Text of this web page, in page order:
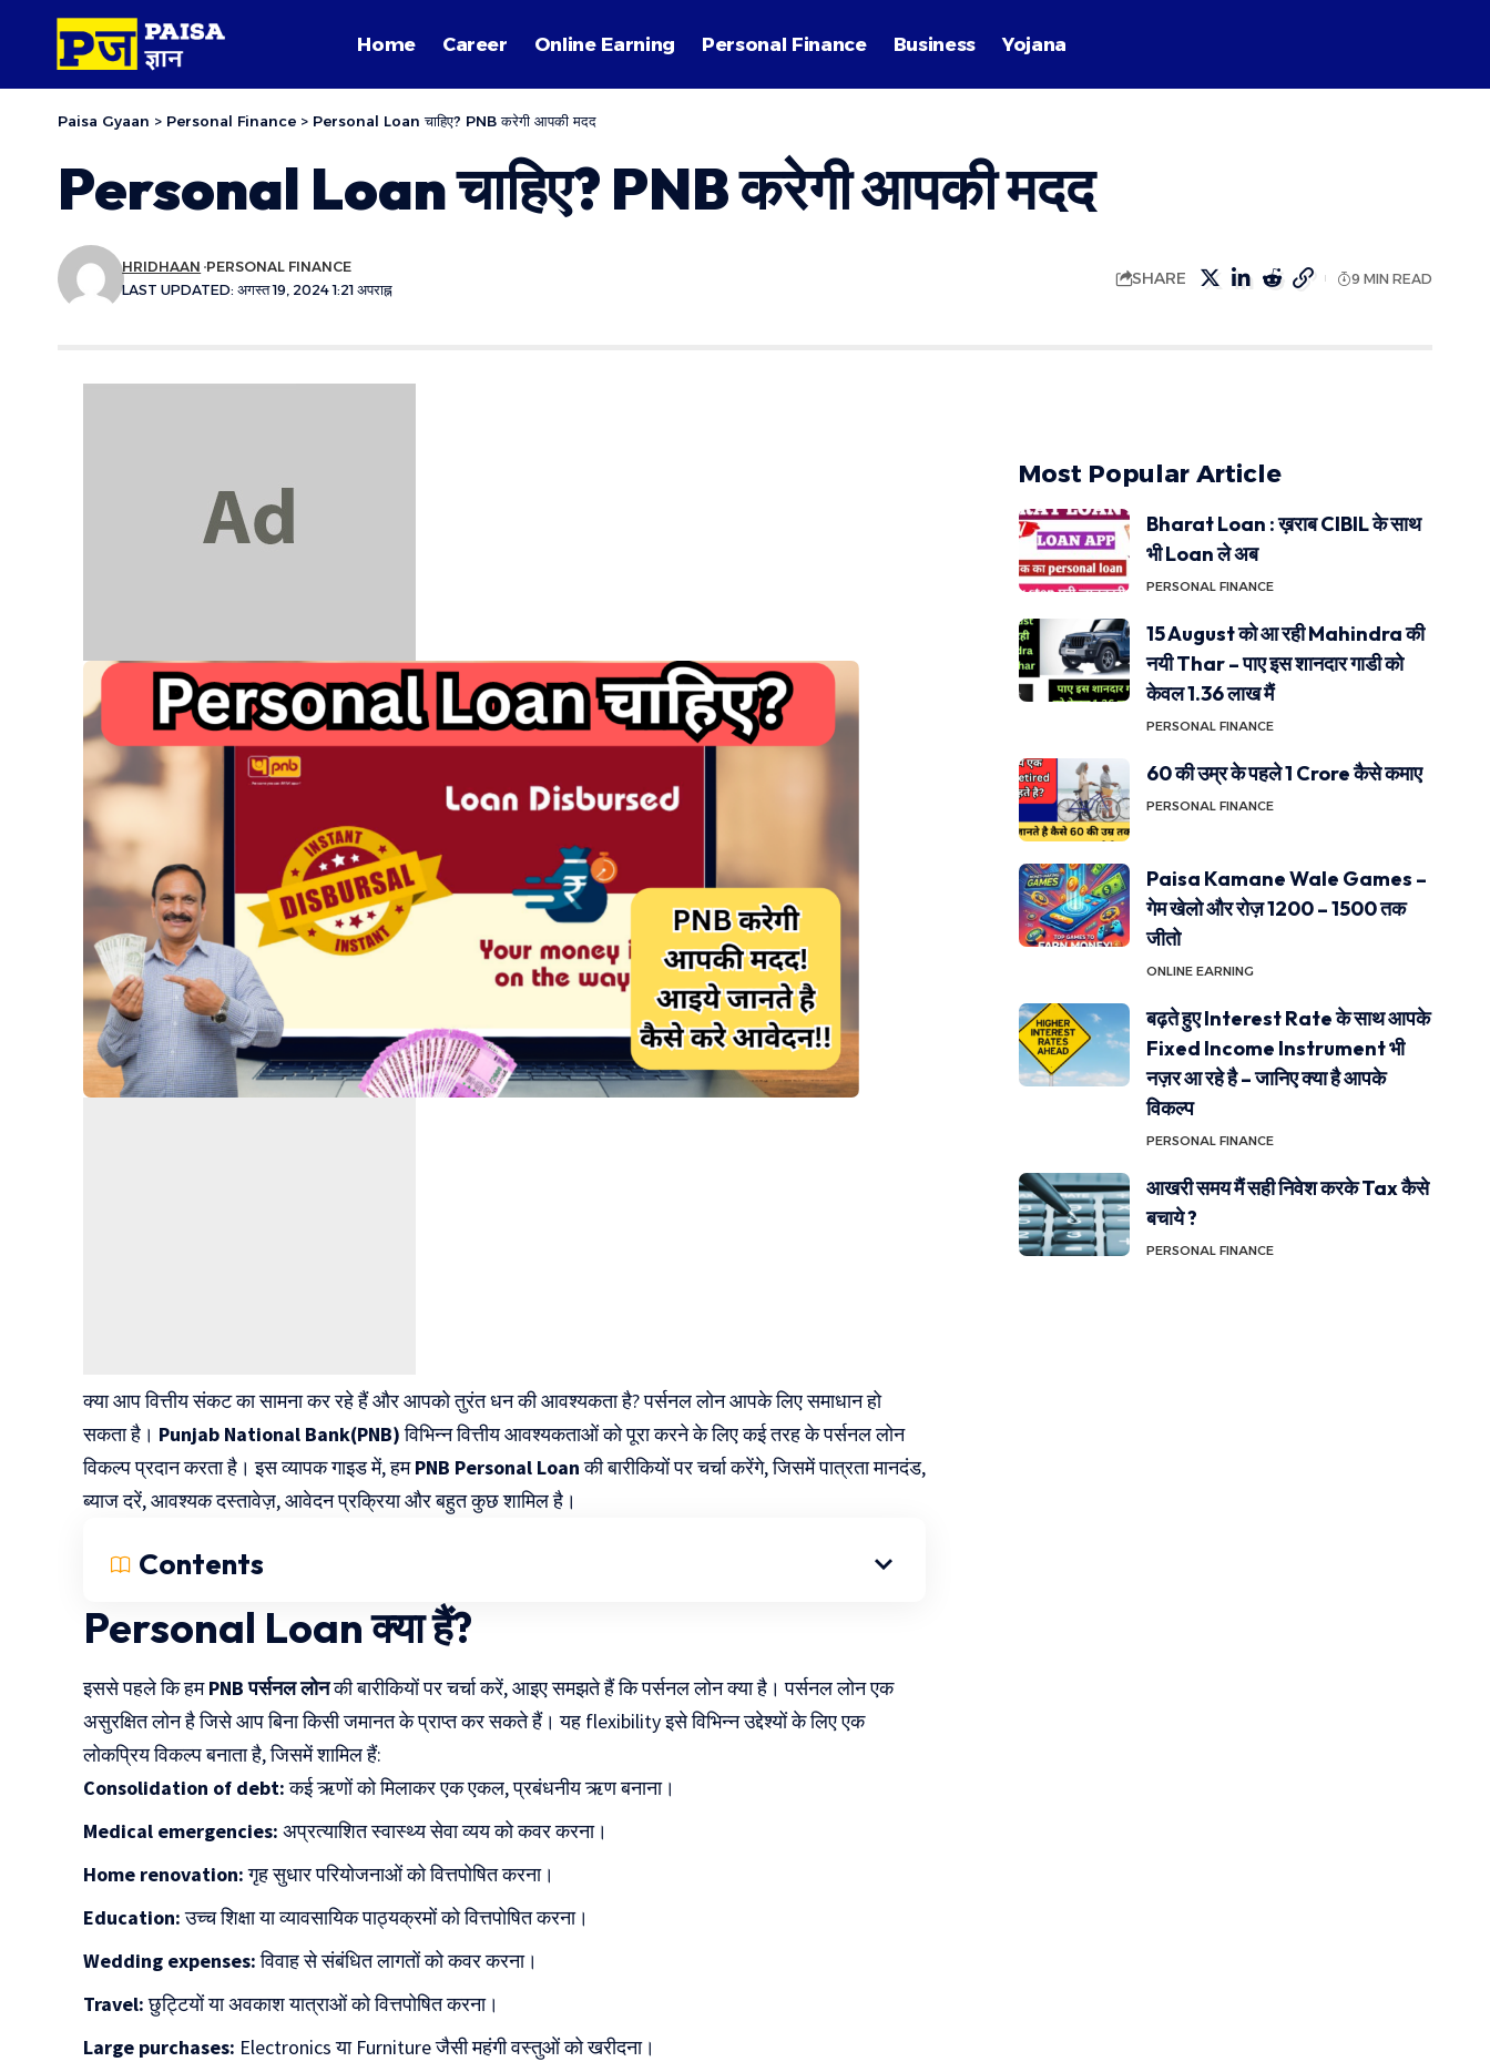
Home Career Online Earning Personal Finance Business Yojana
Paisa Gyaan > Personal Finance > Personal Loan चाहिए? PNB करेगी आपकी मदद
Personal Loan चाहिए? PNB करेगी आपकी मदद
LAST UPDATED: अगस्त 19, 2024 1:21 अपराह्न
HRIDHAAN PERSONAL FINANCE
SHARE 9 MIN READ
क्या आप वित्तीय संकट का सामना कर रहे हैं और आपको तुरंत धन की आवश्यकता है? पर्सनल लोन आपके लिए समाधान हो
सकता है। Punjab National Bank(PNB)विभिन्न वित्तीय आवश्यकताओं को पूरा करने के लिए कई तरह के पर्सनल लोन
विकल्प प्रदान करता है। इस व्यापक गाइड में, हमPNB Personal Loanकी बारीकियों पर चर्चा करेंगे, जिसमें पात्रता मानदंड,
ब्याज दरें, आवश्यक दस्तावेज़, आवेदन प्रक्रिया और बहुत कुछ शामिल है।
Contents
Personal Loan क्या हैं?
इससे पहले कि हमPNB पर्सनल लोनकी बारीकियों पर चर्चा करें, आइए समझते हैं कि पर्सनल लोन क्या है। पर्सनल लोन एक
असुरक्षित लोन है जिसे आप बिना किसी जमानत के प्राप्त कर सकते हैं। यह flexibility इसे विभिन्न उद्देश्यों के लिए एक
लोकप्रिय विकल्प बनाता है, जिसमें शामिल हैं:
Consolidation of debt:कई ऋणों को मिलाकर एक एकल, प्रबंधनीय ऋण बनाना।
Medical emergencies: अप्रत्याशित स्वास्थ्य सेवा व्यय को कवर करना।
Home renovation:गृह सुधार परियोजनाओं को वित्तपोषित करना।
Education:उच्च शिक्षा या व्यावसायिक पाठ्यक्रमों को वित्तपोषित करना।
Wedding expenses:विवाह से संबंधित लागतों को कवर करना।
Travel:छुट्टियों या अवकाश यात्राओं को वित्तपोषित करना।
Large purchases: Electronics या Furniture जैसी महंगी वस्तुओं को खरीदना।
Most Popular Article
Bharat Loan : ख़राब CIBIL के साथ
भी Loan ले अब
PERSONAL FINANCE
15 August को आ रही Mahindra की
नयी Thar – पाए इस शानदार गाडी को
केवल 1.36 लाख मैं
PERSONAL FINANCE
60 की उम्र के पहले 1 Crore कैसे कमाए
PERSONAL FINANCE
Paisa Kamane Wale Games –
गेम खेलो और रोज़ 1200 – 1500 तक
जीतो
ONLINE EARNING
बढ़ते हुए Interest Rate के साथ आपके
Fixed Income Instrument भी
नज़र आ रहे है – जानिए क्या है आपके
विकल्प
PERSONAL FINANCE
आखरी समय मैं सही निवेश करके Tax कैसे
बचाये ?
PERSONAL FINANCE